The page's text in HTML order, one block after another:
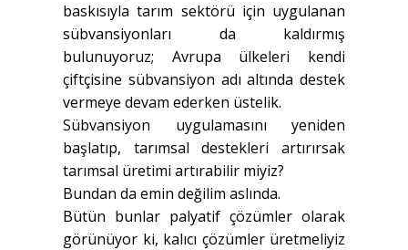
baskısıyla tarım sektörü için uygulanan
sübvansiyonları da kaldırmış
bulunuyoruz; Avrupa ülkeleri kendi
çiftçisine sübvansiyon adı altında destek
vermeye devam ederken üstelik.
Sübvansiyon uygulamasını yeniden
başlatıp, tarımsal destekleri artırırsak
tarımsal üretimi artırabilir miyiz?
Bundan da emin değilim aslında.
Bütün bunlar palyatif çözümler olarak
görünüyor ki, kalıcı çözümler üretmeliyiz